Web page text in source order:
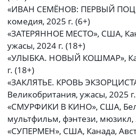
«ИВАН СЕМЁНОВ: ПЕРВЫЙ
комедия, 2025 г. (6+)
«ЗАТЕРЯННОЕ МЕСТО», США,
ужасы, 2024 г. (18+)
«УЛЫБКА. НОВЫЙ КОШМАР»,
г. (18+)
«ЗАКЛЯТЬЕ. КРОВЬ
Великобритания, ужасы, 2025
«СМУРФИКИ В КИНО», США,
мультфильм, фэнтези, мюзикл,
«СУПЕРМЕН», США, Канада,